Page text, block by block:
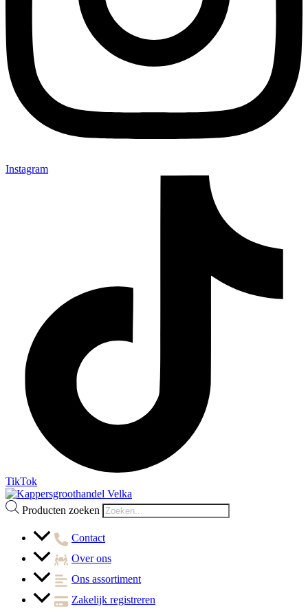
Instagram
TikTok
Producten zoeken
Contact
Over ons
Ons assortiment
Zakelijk registreren